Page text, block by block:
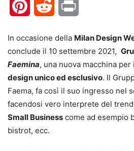
PinterestReddit
In occasione della Milan Design
conclude il 10 settembre 2021,
Faemina, una nuova macchina
design unico ed esclusivo. Il
Faema, fa così il suo ingresso nel
facendosi vero interprete del trend
Small Business come ad esempio
bistrot, ecc.